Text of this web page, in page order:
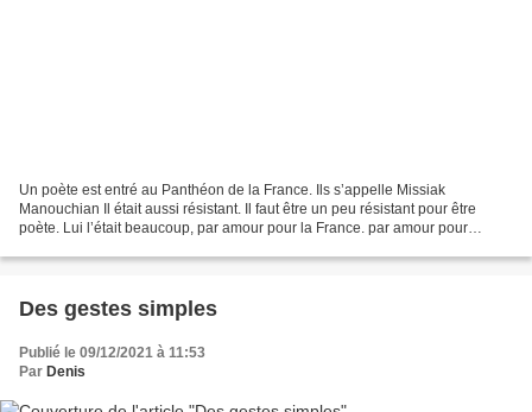
Un poète est entré au Panthéon de la France. Ils s’appelle Missiak
Manouchian Il était aussi résistant. Il faut être un peu résistant pour être
poète. Lui l’était beaucoup, par amour pour la France. par amour pour
Des gestes simples
Publié le 09/12/2021 à 11:53
Par Denis